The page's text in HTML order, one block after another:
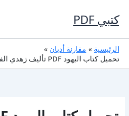
إلى
المحتوى
كتبي PDF
الرئيسية
مقارنة أديان
تحميل كتاب اليهود PDF تأليف زهدي الفاتح كامل مجانا